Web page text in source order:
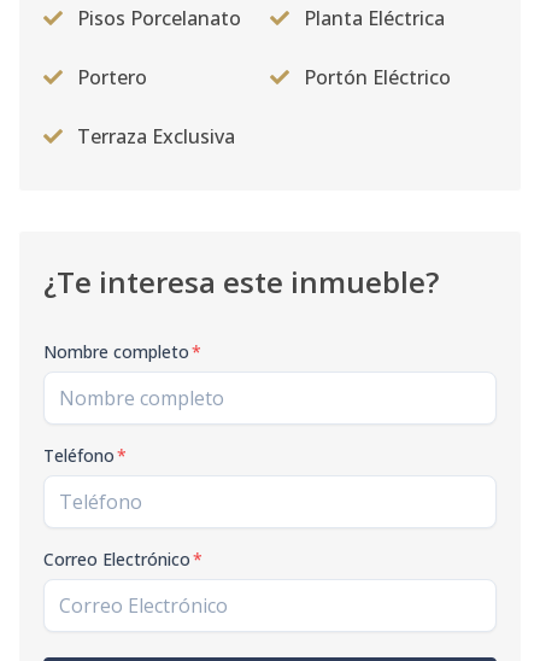
Pisos Porcelanato Planta Eléctrica
Portero Portón Eléctrico
Terraza Exclusiva
¿Te interesa este inmueble?
Nombre completo*
Teléfono*
Correo Electrónico*